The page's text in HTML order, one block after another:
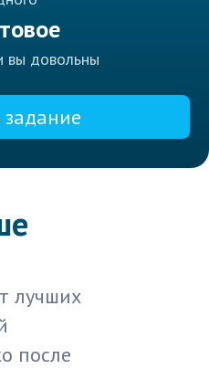
вы довольны
задание
лучших
после